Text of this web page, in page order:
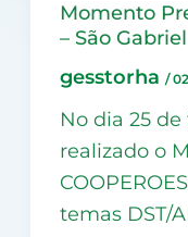
Momento
– São
gesstorha /
No dia 25 de
realizado o
temas DST/